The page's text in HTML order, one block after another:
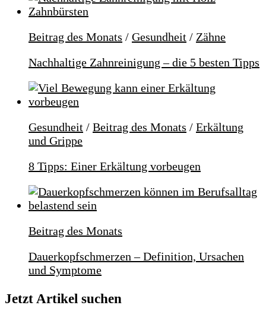
Beitrag des Monats / Gesundheit / Zähne
Nachhaltige Zahnreinigung – die 5 besten Tipps
Gesundheit / Beitrag des Monats / Erkältung
und Grippe
8 Tipps: Einer Erkältung vorbeugen
Beitrag des Monats
Dauerkopfschmerzen – Definition, Ursachen
und Symptome
Jetzt Artikel suchen